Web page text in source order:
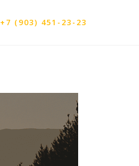
+7 (903) 451-23-23